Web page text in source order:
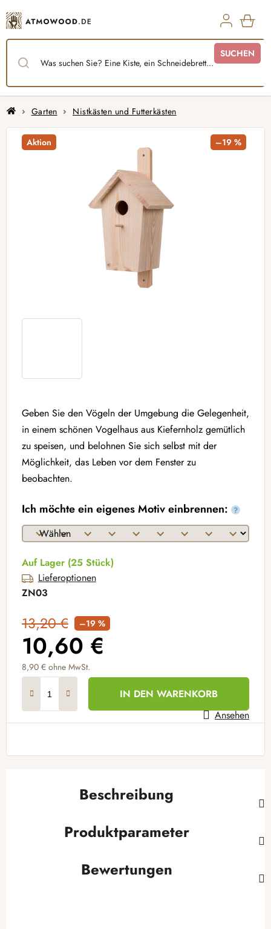
Inhalt
springen
SUCHEN
Startseite
Garten Nistkästen und Futterkästen
Geben Sie den Vögeln der Umgebung die Gelegenheit,
in einem schönen Vogelhaus aus Kiefernholz gemütlich
zu speisen, und belohnen Sie sich selbst mit der
Möglichkeit, das Leben vor dem Fenster zu
beobachten.
Ich möchte ein eigenes Motiv einbrennen: ?
Auf Lager (25 Stück)
Lieferoptionen
ZN03
13,20 € –19 %
10,60 €
8,90 € ohne MwSt.
IN DEN WARENKORB
Ansehen
Aktion –19 %
Beschreibung
Produktparameter
Bewertungen